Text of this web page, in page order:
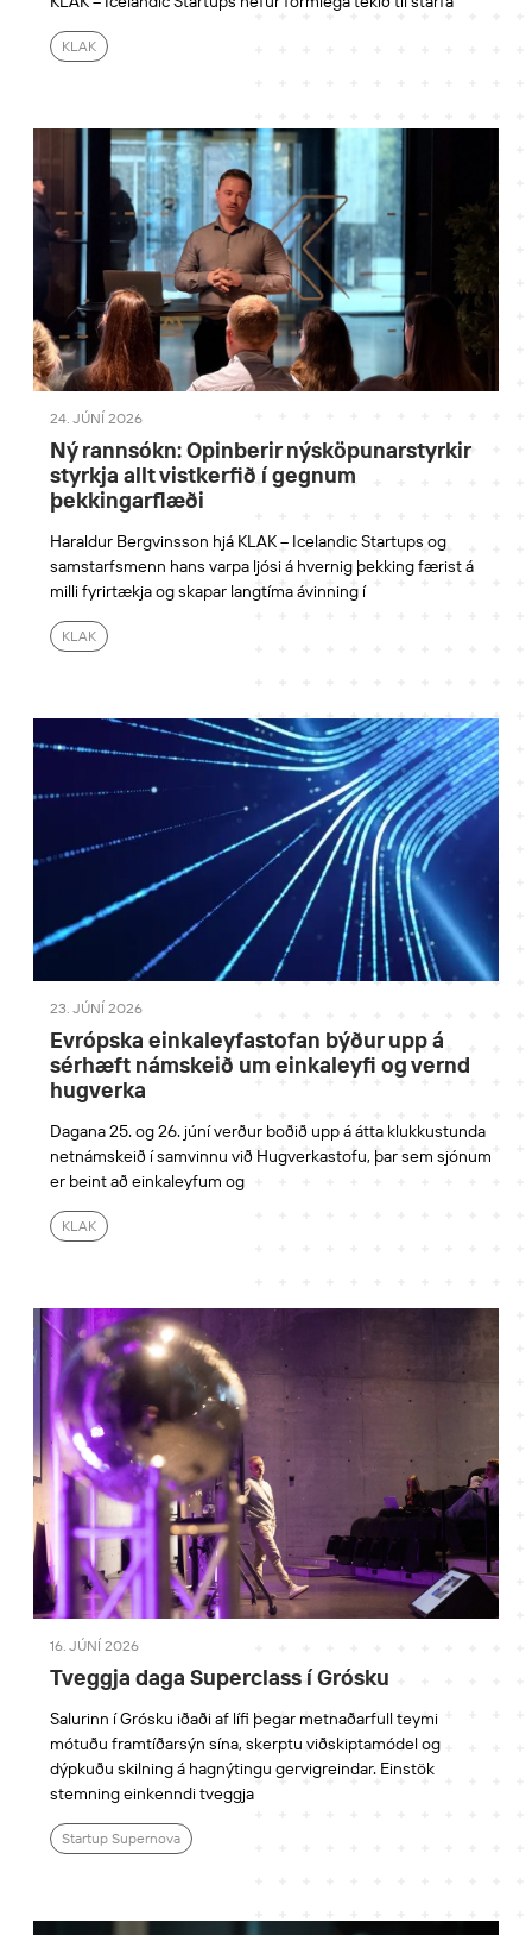
KLAK
24. JÚNÍ 2026
Ný rannsókn: Opinberir nýsköpunarstyrkir
styrkja allt vistkerfið í gegnum
þekkingarflæði
Haraldur Bergvinsson hjá KLAK – Icelandic Startups og
samstarfsmenn hans varpa ljósi á hvernig þekking færist á
milli fyrirtækja og skapar langtíma ávinning í
KLAK
23. JÚNÍ 2026
Evrópska einkaleyfastofan býður upp á
sérhæft námskeið um einkaleyfi og vernd
hugverka
Dagana 25. og 26. júní verður boðið upp á átta klukkustunda
netnámskeið í samvinnu við Hugverkastofu, þar sem sjónum
er beint að einkaleyfum og
KLAK
16. JÚNÍ 2026
Tveggja daga Superclass í Grósku
Salurinn í Grósku iðaði af lífi þegar metnaðarfull teymi
mótuðu framtíðarsýn sína, skerptu viðskiptamódel og
dýpkuðu skilning á hagnýtingu gervigreindar. Einstök
stemning einkenndi tveggja
Startup Supernova